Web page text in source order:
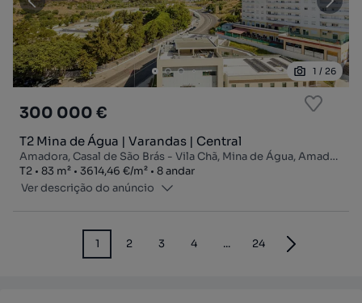
1 / 26
300 000 €
T2 Mina de Água | Varandas | Central
Amadora, Casal de São Brás - Vila Chã, Mina de Água, Amadora, Lisboa
Tipologia
T2
Zona83 m²
Preço por metro quadrado
3614,46 €/m²
Andar
8 andar
Ver descrição do anúncio
1 2 3 4 ... 24